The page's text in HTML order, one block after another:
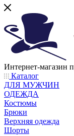
Интернет-магазин
Каталог
ДЛЯ МУЖЧИН
ОДЕЖДА
Костюмы
Брюки
Верхняя одежда
Шорты